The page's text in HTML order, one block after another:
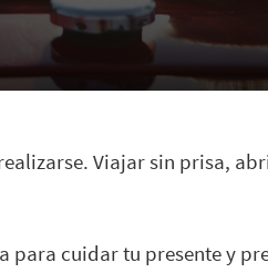
Viajar sin prisa,
para cuidar tu presente y